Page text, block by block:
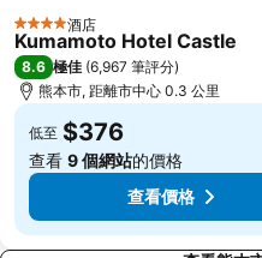
4 星級 酒店
Kumamoto Hotel Castle
8.6 極佳 (6,967 筆評分)
熊本市, 距離市中心 0.3 公里
低至 $376
查看 9 個網站的價格
查看價格